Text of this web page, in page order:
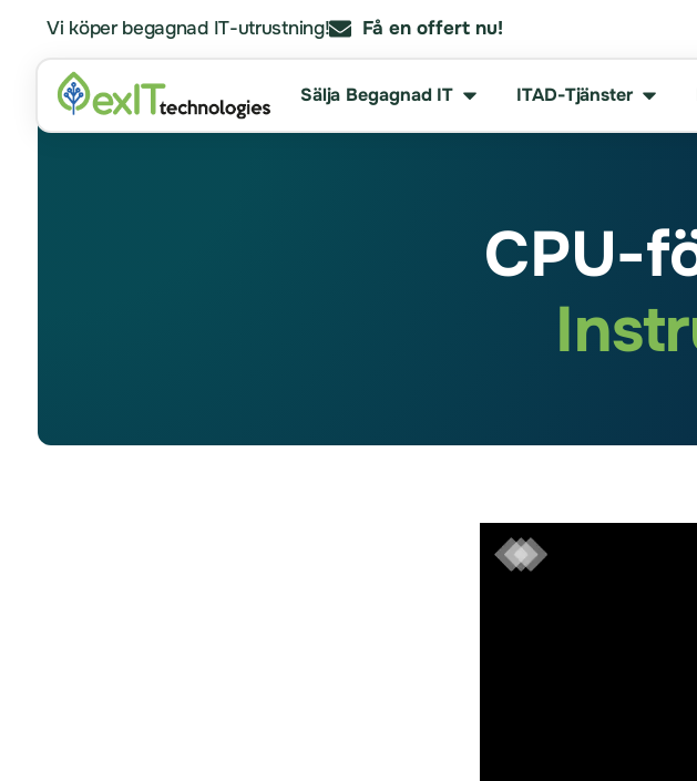
Vi köper begagnad IT-utrustning! Få en offert nu!
Sälja Begagnad IT ITAD-Tjänster
CPU-